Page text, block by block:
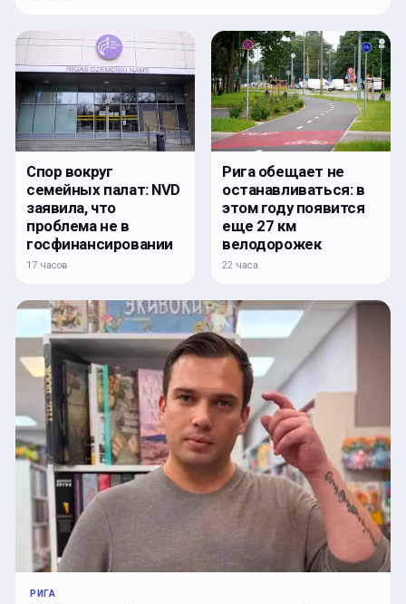
Спор вокруг
семейных палат: NVD
заявила, что
проблема не в
госфинансировании
17 часов
Рига обещает не
останавливаться: в
этом году появится
еще 27 км
велодорожек
22 часа
РИГА